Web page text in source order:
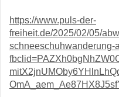
https://www.puls-der-
freiheit.de/2025/02/05/
schneeschuhwanderung-